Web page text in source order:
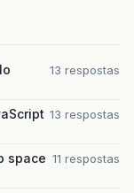
13 respostas
13 respostas
space 11 respostas